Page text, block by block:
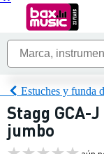
Estuches y funda
Stagg GCA-
jumbo